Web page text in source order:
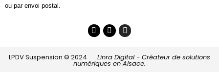
ou par envoi postal.
LPDV Suspension © 2024 Linra Digital - Créateur de solutions
numériques en Alsace.